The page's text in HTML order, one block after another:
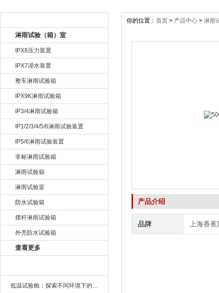
淋雨试验（箱）室
IPX8压力装置
IPX7浸水装置
整车淋雨试验箱
IPX9K淋雨试验箱
IP3/4淋雨试验箱
IP1/2/3/4/5/6淋雨试验装置
IP5/6淋雨试验装置
非标淋雨试验箱
淋雨试验箱
淋雨试验室
防水试验箱
摆杆淋雨试验箱
外壳防水试验箱
查看更多
低温试验舱：探索不同环境下的科技边界
你的位置： 首页 > 产品中心 > 淋雨
产品介绍
品牌 上海香